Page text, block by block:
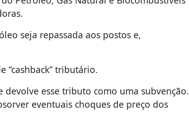
seja repassada aos postos e,
“cashback” tributário.
esse tributo como uma subvenção.
eventuais choques de preço dos